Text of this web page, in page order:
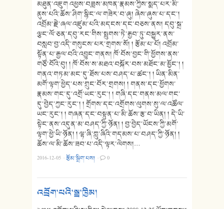
མཐུན་འཇུག འཕྱས་བཟླས་མཁན་རྣམས་ཀྱིས་སྨད་པར་མི་
ནུས་པའི་ཆོས་ཤིག་སྙིང་ལ་གཟེར་བ་ཞུ། ཞེས་ཞུས་པ་དང་།
འབྲོམ་རྗེ་ཞལ་འཛུམ་པའི་མདངས་དང་བཅས་ནས། དབུ་སྐྲ་
ལྕང་ལོ་ཅན་དབུ་རང་གིས་སྤྲུགས་ཏེ་རྒྱབ་ཏུ་བསྐྱུར་ནས་
བསླབ་བྱ་འདི་གསུངས་པར་གྲགས་སོ། ། རྩོམ་པ་པོ། འབྲོམ་
སྟོན་པ་རྒྱལ་བའི་འབྱུང་གནས། ཁོ་བོས་བྱང་གི་ཕྱོགས་ནས་
གཙོ་བོའི་བུ། ། ཁོ་བོས་ས་མཐའ་བསྐོར་བས་མཐོང་མ་མྱོང༌། །
གནའ་གཏམ་མང་དུ་ཐོས་པས་བཤད་པ་ཚང་། ། ཡིན་མིན་
མགོ་ལྟག་ཕྱེད་པས་གྲུང་བོར་གྲགས། ། གནས་དང་ཕྱོགས་
རྣམས་གང་དུ་འགྲོ་ཡང་རུང༌། ། གཞི་དང་གནས་མལ་གང་
དུ་བྱེད་ཀྱང་རུང༌། ། གྲོགས་དང་འགྲོགས་ལུགས་སུ་ལ་འཚོལ་
ཡང་རུང༌། ། གཞན་དང་བསྟུན་པ་མི་ཆོས་རྩ་བ་ཡིན། ། དེ་ཡི་
སྟེང་ནས་འདུན་མ་བཤད་ཀྱི་ཉོན། ། བྱ་བྱེད་ཡོངས་ཀྱི་མགོ་
ལྟག་ཕྱེ་ཡི་ཉོན། ། ལྷ་ཞི་ཀླུ་ཞིའི་གདམས་པ་བཤད་ཀྱི་ཉོན། །
ཆོས་ལ་མི་ཆོས་ཟབ་པ་འདི་ལྟར་ལེགས།…
2016-12-05 ·རྩོམ་སྒྲིག་པས། · 0
འབྲོག་པའི་སྦྲ་ཁྱིམ།